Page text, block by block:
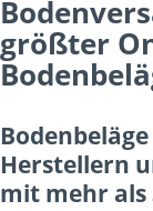
größter
Herstellern
mit mehr als